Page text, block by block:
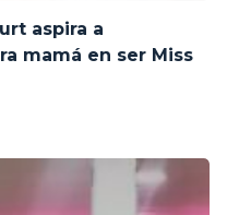
aspira a
mamá en ser Miss